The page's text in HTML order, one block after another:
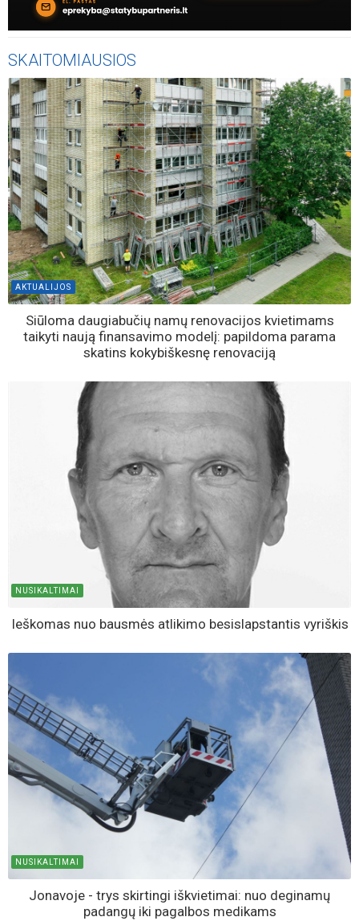
SKAITOMIAUSIOS
AKTUALIJOS
Siūloma daugiabučių namų renovacijos kvietimams
taikyti naują finansavimo modelį: papildoma parama
skatins kokybiškesnę renovaciją
NUSIKALTIMAI
Ieškomas nuo bausmės atlikimo besislapstantis vyriškis
NUSIKALTIMAI
Jonavoje - trys skirtingi iškvietimai: nuo deginamų
padangų iki pagalbos medikams